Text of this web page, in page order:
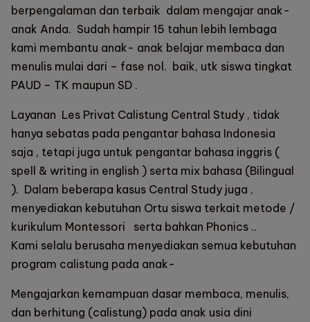
berpengalaman dan terbaik dalam mengajar anak-
anak Anda. Sudah hampir 15 tahun lebih lembaga
kami membantu anak- anak belajar membaca dan
menulis mulai dari – fase nol. baik, utk siswa tingkat
PAUD – TK maupun SD .
Layanan Les Privat Calistung Central Study , tidak
hanya sebatas pada pengantar bahasa Indonesia
saja , tetapi juga untuk pengantar bahasa inggris (
spell & writing in english ) serta mix bahasa (Bilingual
). Dalam beberapa kasus Central Study juga ,
menyediakan kebutuhan Ortu siswa terkait metode /
kurikulum Montessori serta bahkan Phonics ..
Kami selalu berusaha menyediakan semua kebutuhan
program calistung pada anak-
Mengajarkan kemampuan dasar membaca, menulis,
dan berhitung (calistung) pada anak usia dini